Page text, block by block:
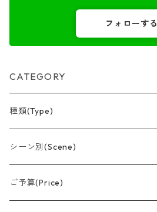
フォローする
CATEGORY
種類(Type)
アレンジメント(置型)
バルーンブーケ
シーン別(Scene)
誕生日
ご予算(Price)